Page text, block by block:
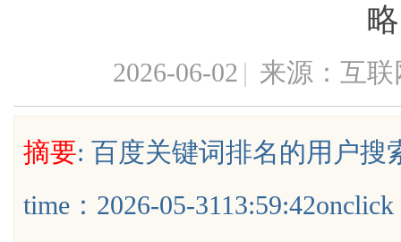
略
2026-06-02 | 来源：互联
摘要: 百度关键词排名的用户搜
time：2026-05-
方案 能